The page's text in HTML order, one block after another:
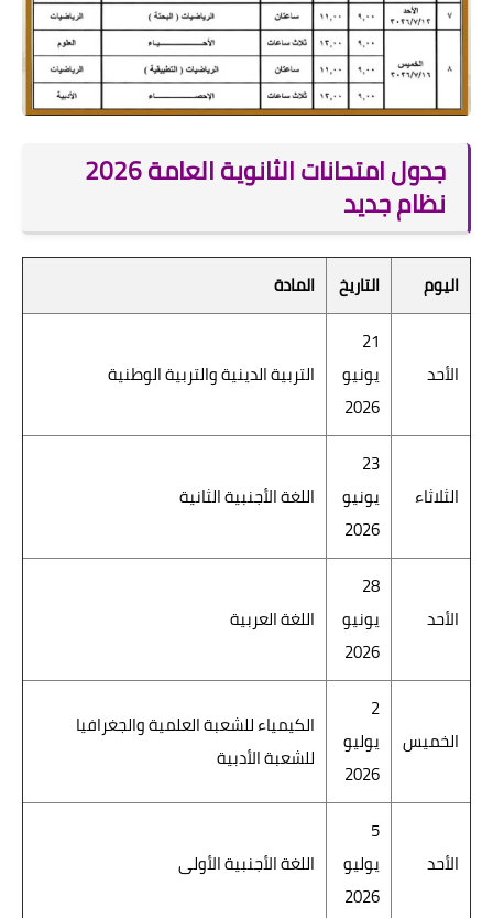
جدول امتحانات الثانوية العامة 2026
نظام جديد
اليوم التاريخ المادة
الأحد
21
يونيو
2026
التربية الدينية والتربية الوطنية
الثلاثاء
23
يونيو
2026
اللغة الأجنبية الثانية
الأحد
28
يونيو
2026
اللغة العربية
الخميس
2
يوليو
2026
الكيمياء للشعبة العلمية والجغرافيا
للشعبة الأدبية
الأحد
5
يوليو
2026
اللغة الأجنبية الأولى